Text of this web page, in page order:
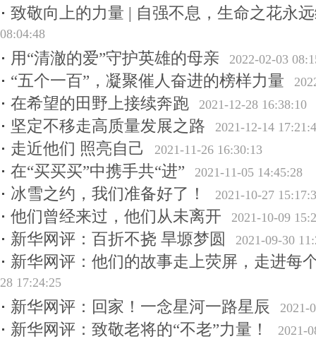
致敬向上的力量 | 自强不息，生命之花永
08:04:48
用“清澈的爱”守护英雄的母亲
2022-02-03
“五个一百”，凝聚催人奋进的榜样力量
在希望的田野上接续奔跑 2021-12-28 16:38:10
坚定不移走高质量发展之路 2021-12-14
走近他们 照亮自己 2021-11-26 16:30:13
在“买买买”中携手共“进” 2021-11-05 14:45:28
冰雪之约，我们准备好了！ 2021-10-27
他们曾经来过，他们从未离开 2021-10-09
新华网评：百折不挠 旱塬梦圆 2021-09-30
新华网评：他们的故事走上荧屏，走进每
28 17:24:25
新华网评：回家！一念星河一路星辰
2021-
新华网评：致敬老将的“不老”力量！ 2021-